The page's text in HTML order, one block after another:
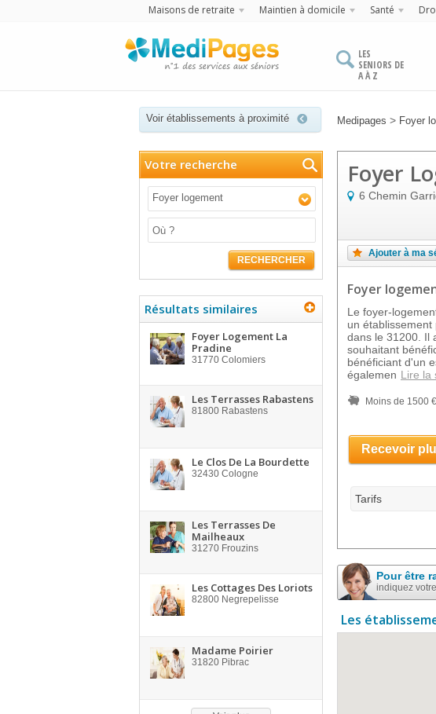
Maisons de retraite Maintien à domicile Santé
LES
SENIORS DE
A À Z
Voir établissements à proximité Medipages > Foyer
Votre recherche
Foyer logement
RECHERCHER
Résultats similaires
Foyer Logement La
Pradine
31770 Colomiers
Les Terrasses Rabastens
81800 Rabastens
Le Clos De La Bourdette
32430 Cologne
Les Terrasses De
Mailheaux
31270 Frouzins
Les Cottages Des Loriots
82800 Negrepelisse
Madame Poirier
31820 Pibrac
Foyer
6 Chemin
Ajouter à ma
Foyer
Le foyer-
un établissement
dans le 31200. Il
souhaitant
bénéficiant d'un
égalemen Lire la
Moins de 1500
Recevoir
Tarifs
Pour être
indiquez
Les